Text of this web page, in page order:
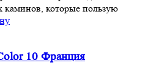
каминов, которые пользую
10 Франция